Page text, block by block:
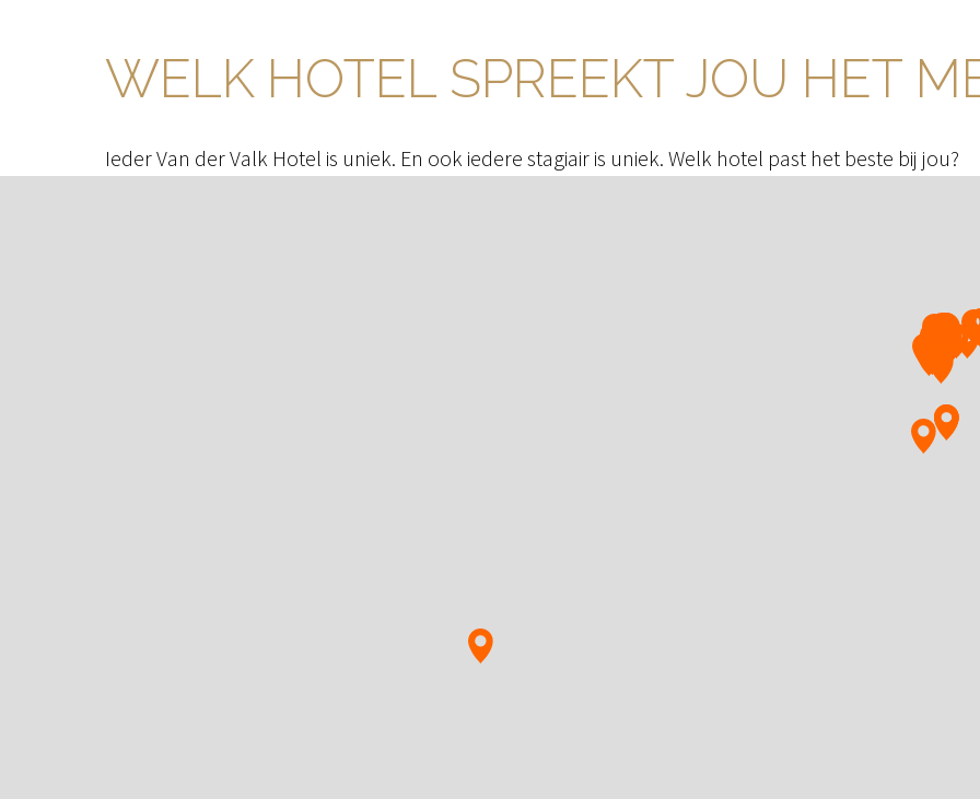
WELK HOTEL SPREEKT JOU HET
Ieder Van der Valk Hotel is uniek. En ook iedere stagiair is uniek. Welk hotel past het beste bij jou?